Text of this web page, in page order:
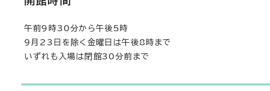
午前9時30分から午後5時
9月23日を除く金曜日は午後8時まで
いずれも入場は閉館30分前まで